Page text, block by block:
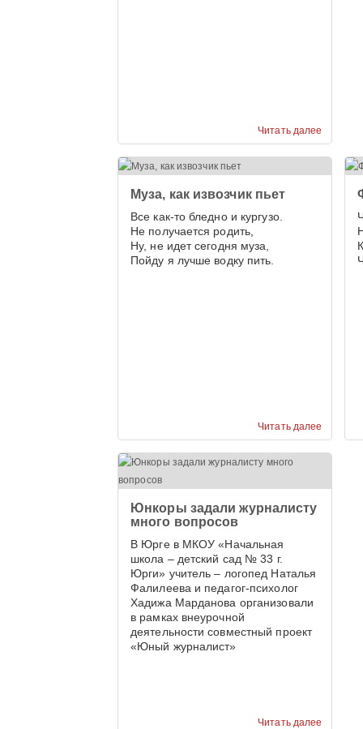
Читать далее
Читать далее
Муза, как извозчик пьет
Все как-то бледно и кургузо.
Не получается родить,
Ну, не идет сегодня муза,
Пойду я лучше водку пить.
Читать далее
Юнкоры задали журналисту
много вопросов
В Юрге в МКОУ «Начальная
школа – детский сад № 33 г.
Юрги» учитель – логопед Наталья
Фалилеева и педагог-психолог
Хадижа Марданова организовали
в рамках внеурочной
деятельности совместный проект
«Юный журналист»